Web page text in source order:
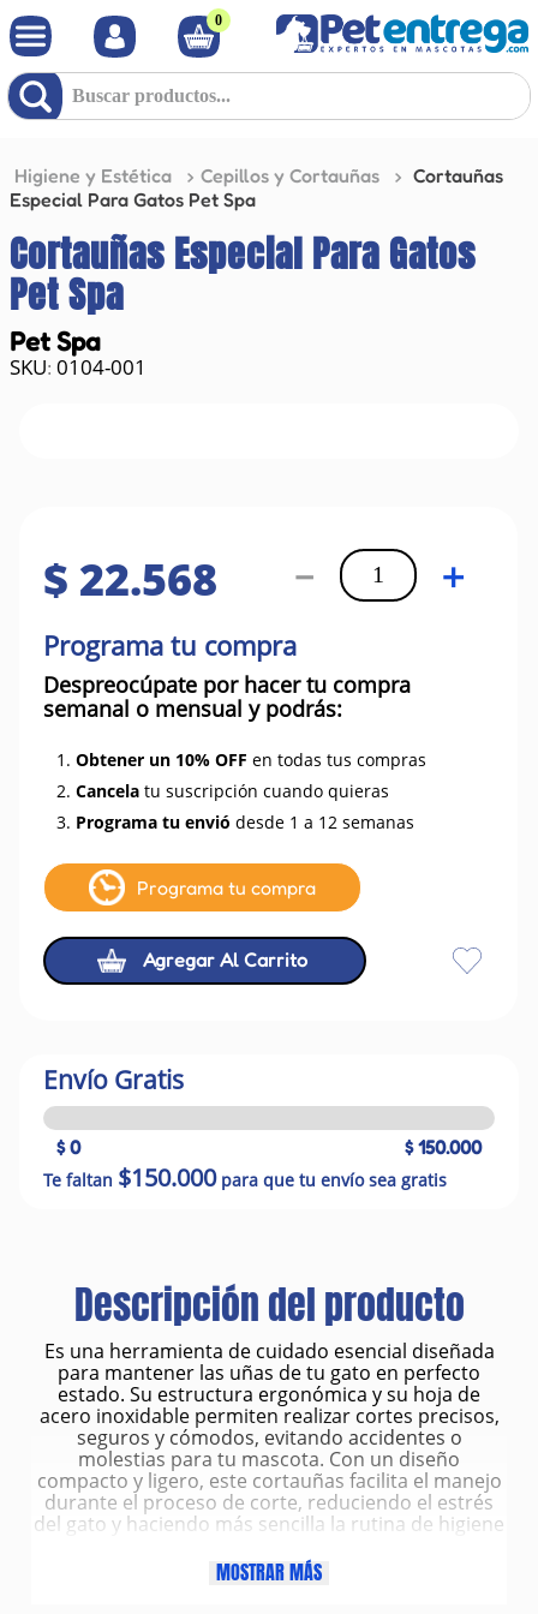
0
Buscar productos...
Higiene y Estética Cepillos y Cortauñas
Cortauñas
Especial Para Gatos Pet Spa
Cortauñas Especial Para Gatos
Pet Spa
Pet Spa
: 0104-001
$ 22.568 ＋
－
Programa tu compra
Despreocúpate por hacer tu compra
semanal o mensual y podrás:
1. Obtener un 10% OFF en todas tus compras
2. Cancela tu suscripción cuando quieras
3. Programa tu envió desde 1 a 12 semanas
Programa tu compra
Agregar Al Carrito
Envío Gratis
$ 0 $ 150.000
Te faltan $150.000para que tu envío sea gratis
Descripción del producto
Es una herramienta de cuidado esencial diseñada
para mantener las uñas de tu gato en perfecto
estado. Su estructura ergonómica y su hoja de
acero inoxidable permiten realizar cortes precisos,
seguros y cómodos, evitando accidentes o
molestias para tu mascota. Con un diseño
compacto y ligero, este cortauñas facilita el manejo
durante el proceso de corte, reduciendo el estrés
del gato y haciendo más sencilla la rutina de higiene
Características
Diseño especializado para gatos: tamaño y forma
MOSTRAR MÁS